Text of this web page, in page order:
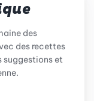
des
des recettes
suggestions et